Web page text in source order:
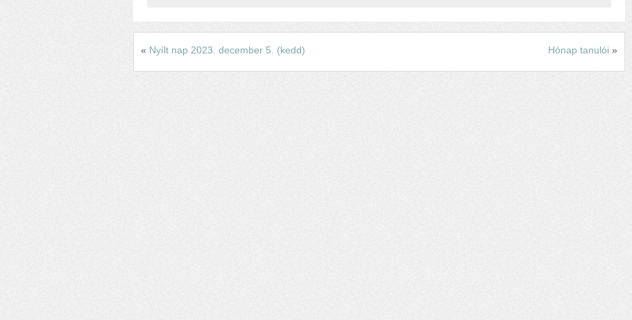
« Nyílt nap 2023. december 5. (kedd) Hónap tanulói »